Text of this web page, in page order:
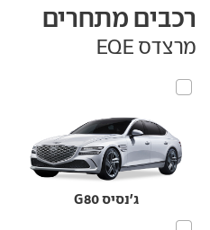
רכבים מתחרים
מרצדס EQE
ג'נסיס G80